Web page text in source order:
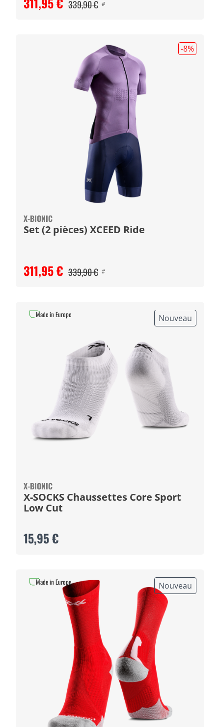
339,90 € #
-8%
X-BIONIC
Set (2 pièces) XCEED Ride
311,95 € 339,90 € #
Nouveau
X-BIONIC
X-SOCKS Chaussettes Core Sport
Low Cut
15,95 €
Made in Europe
Nouveau
Made in Europe